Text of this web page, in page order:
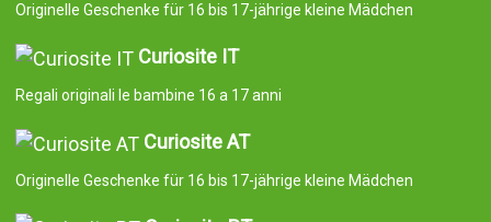
Originelle Geschenke für 16 bis 17-jährige kleine Mädchen
Curiosite IT
Regali originali le bambine 16 a 17 anni
Curiosite AT
Originelle Geschenke für 16 bis 17-jährige kleine Mädchen